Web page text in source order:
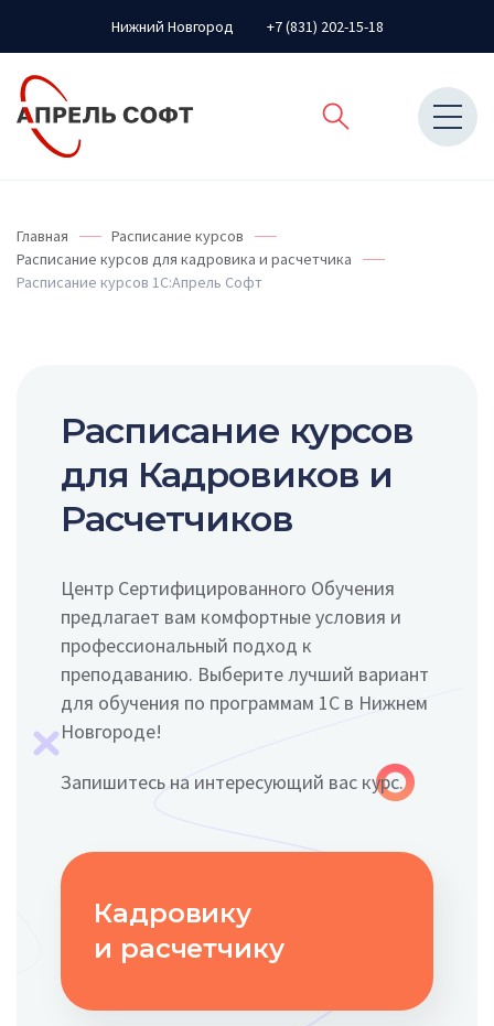
Нижний Новгород +7 (831) 202-15-18
Главная
Расписание курсов
Расписание курсов для кадровика и расчетчика
Расписание курсов 1С:Апрель Софт
Расписание курсов
для Кадровиков и
Расчетчиков
Центр Сертифицированного Обучения
предлагает вам комфортные условия и
профессиональный подход к
преподаванию. Выберите лучший вариант
для обучения по программам 1С в Нижнем
Новгороде!
Запишитесь на интересующий вас курс.
Кадровику
и расчетчику